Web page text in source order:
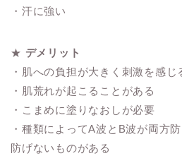
・汗に強い
★ デメリット
・肌への負担が大きく刺激を感じ
・肌荒れが起こることがある
・こまめに塗りなおしが必要
・種類によってA波とB波が両方
防げないものがある